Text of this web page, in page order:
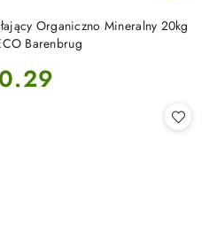
Organiczno Mineralny 20kg
Barenbrug